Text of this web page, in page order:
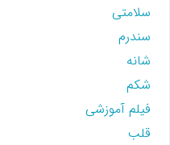
سلامتی
سندرم
شانه
شکم
فیلم آموزشی
قلب